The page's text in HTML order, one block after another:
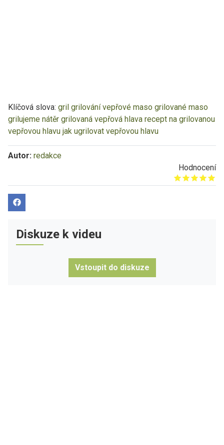
Klíčová slova: gril grilování vepřové maso grilované maso
grilujeme nátěr grilovaná vepřová hlava recept na grilovanou
vepřovou hlavu jak ugrilovat vepřovou hlavu
Autor: redakce
Hodnocení
Give it 1/5
Give it 2/5
Give it 3/5
Give it 4/5
Give it 5/5
Diskuze k videu
Vstoupit do diskuze